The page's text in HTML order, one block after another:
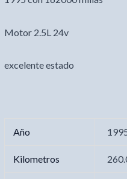
Motor 2.5L 24v
excelente estado
Año
Kilometros